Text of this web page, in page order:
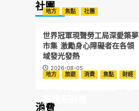
社團
地方 焦點 社團
世界冠軍現聲勞工局深愛築夢
市集 激勵身心障礙者在各領
域發光發熱
2026-08-05
消費
地方 旅遊 消費 焦點 財經
推廣拓商機